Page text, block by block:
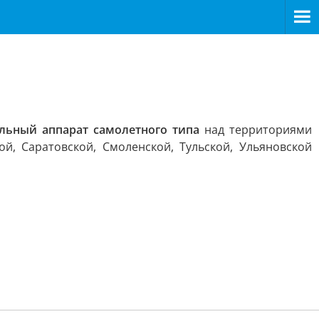
аппарат самолетного типа над территориями
Саратовской, Смоленской, Тульской, Ульяновской